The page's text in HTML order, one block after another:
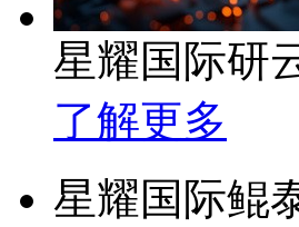
星耀国际研
了解更多
星耀国际鲲